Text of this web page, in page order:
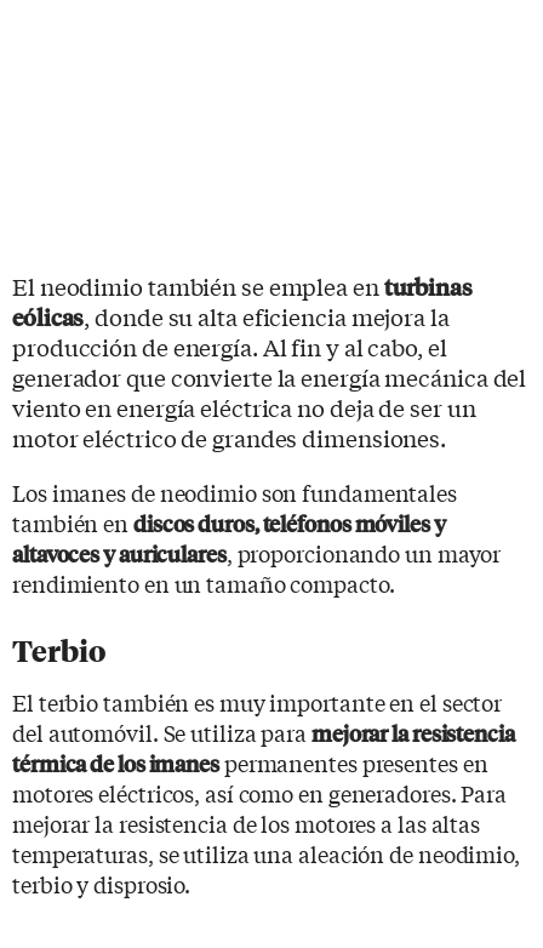
El neodimio también se emplea enturbinas
eólicas, donde su alta eficiencia mejora la
producción de energía. Al fin y al cabo, el
generador que convierte la energía mecánica del
viento en energía eléctrica no deja de ser un
motor eléctrico de grandes dimensiones.
Los imanes de neodimio son fundamentales
también en discos duros, teléfonos móviles y
altavoces y auriculares, proporcionando un mayor
rendimiento en un tamaño compacto.
Terbio
El terbio también es muy importante en el sector
del automóvil. Se utiliza para mejorar la resistencia
térmica de los imanespermanentes presentes en
motores eléctricos, así como en generadores. Para
mejorar la resistencia de los motores a las altas
temperaturas, se utiliza una aleación de neodimio,
terbio y disprosio.